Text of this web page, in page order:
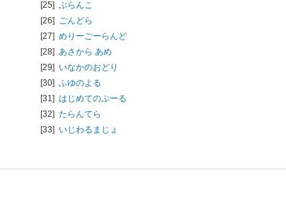
[25] ぶらんこ
[26] ごんどら
[27] めりーごーらんど
[28] あさから あめ
[29] いなかのおどり
[30] ふゆのよる
[31] はじめてのぷーる
[32] たらんてら
[33] いじわるまじょ